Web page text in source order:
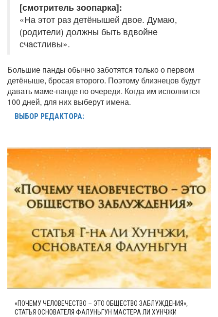
[смотритель зоопарка]:
«На этот раз детёнышей двое. Думаю,
(родители) должны быть вдвойне
счастливы».
Большие панды обычно заботятся только о первом
детёныше, бросая второго. Поэтому близнецов будут
давать маме-панде по очереди. Когда им исполнится
100 дней, для них выберут имена.
ВЫБОР РЕДАКТОРА:
«ПОЧЕМУ ЧЕЛОВЕЧЕСТВО – ЭТО ОБЩЕСТВО ЗАБЛУЖДЕНИЯ»,
СТАТЬЯ ОСНОВАТЕЛЯ ФАЛУНЬГУН МАСТЕРА ЛИ ХУНЧЖИ